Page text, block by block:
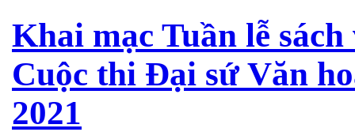
Khai mạc Tuần lễ
Cuộc thi Đại sứ Văn
2021